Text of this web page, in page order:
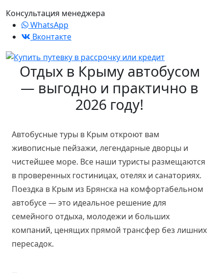
Консультация менеджера
WhatsApp
Вконтакте
Отдых в Крыму автобусом
— выгодно и практично в
2026 году!
Автобусные туры в Крым откроют вам
живописные пейзажи, легендарные дворцы и
чистейшее море. Все наши туристы размещаются
в проверенных гостиницах, отелях и санаториях.
Поездка в Крым из Брянска на комфортабельном
автобусе — это идеальное решение для
семейного отдыха, молодежи и больших
компаний, ценящих прямой трансфер без лишних
пересадок.